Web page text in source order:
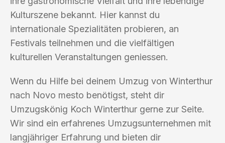
Kulturszene bekannt. Hier kannst du
internationale Spezialitäten probieren, an
Festivals teilnehmen und die vielfältigen
kulturellen Veranstaltungen geniessen.
Wenn du Hilfe bei deinem Umzug von Winterthur
nach Novo mesto benötigst, steht dir
Umzugskönig Koch Winterthur gerne zur Seite.
Wir sind ein erfahrenes Umzugsunternehmen mit
langjähriger Erfahrung und bieten dir